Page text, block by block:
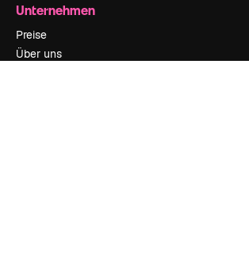
Unternehmen
Preise
Über uns